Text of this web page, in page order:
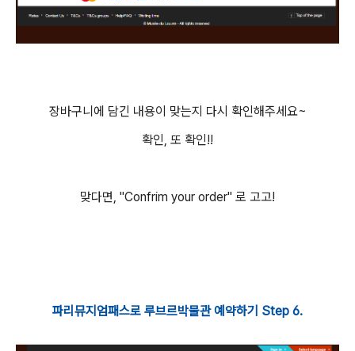
장바구니에 담긴 내용이 맞는지 다시 확인해주세요~
확인, 또 확인!!
맞다면, "Confrim your order" 로 고고!
파리뮤지엄패스로 루브르박물관 예약하기 Step 6.